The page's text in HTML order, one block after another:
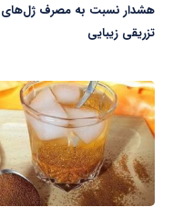
هشدار نسبت به مصرف ژل‌های
تزریقی زیبایی